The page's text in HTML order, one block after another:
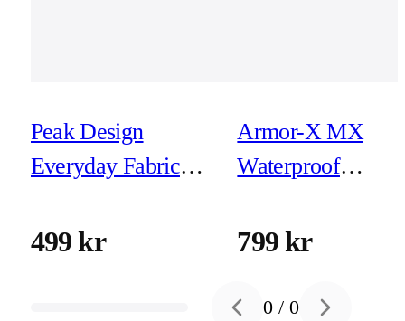
Peak Design
Everyday Fabric
Eclipse
499 kr
Armor-X MX
Waterproof
iPhone 16
799 kr
Previous slide
0 /0 Next slide